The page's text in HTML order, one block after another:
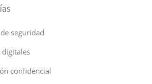
seguridad
digitales
confidencial